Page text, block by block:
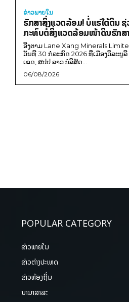
ຂ່າວພາຍ​ໃນ
ຮັກສາສິ່ງແວດລ້ອມ! ບໍ່ແຮ່ໃຕ້ດິນ
ກະທົບຕໍ່ສິ່ງແວດລ້ອມໜ້າດິນຮັກສ
ອີງຕາມ Lane Xang Minerals
ວັນທີ 30 ກໍລະກົດ 2026 ທີ່ເມືອງວິລະບູ
ເຂດ, ສປປ ລາວ ບໍລິສັດ...
06/08/2026
POPULAR CATEGORY
ຂ່າວພາຍ​ໃນ
ຂ່າວຕ່າງປະເທດ
ຂ່າວທ້ອງຖິ່ນ
ນານາສາລະ